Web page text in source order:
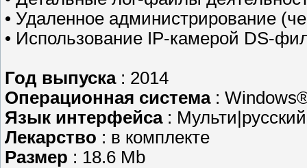
• Удаленное администрирование
• Использование IP-камерой DS-
Год выпуска : 2014
Операционная система :
Язык интерфейса : Мульти|русский
Лекарство : в комплекте
Размер : 18.6 Mb